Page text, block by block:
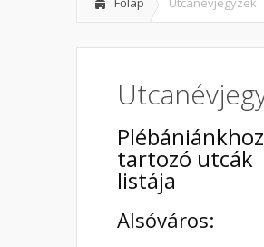
Plébániánkhoz
tartozó utcák
listája
Alsóváros: